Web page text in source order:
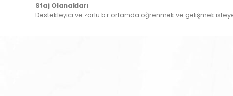
Staj Olanakları
Destekleyici ve zorlu bir ortamda öğrenmek ve gelişmek